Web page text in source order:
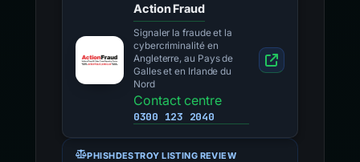
Action Fraud
Signaler la fraude et la
cybercriminalité en
Angleterre, au Pays de
Galles et en Irlande du
Nord
Contact centre
0300 123 2040
PHISHDESTROY LISTING REVIEW